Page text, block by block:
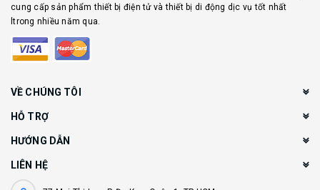
cung cấp sản phẩm thiết bị điện tử và thiết bị di động dịc vụ tốt nhất
ltrong nhiều năm qua.
VỀ CHÚNG TÔI
HỖ TRỢ
HƯỚNG DẪN
LIÊN HỆ